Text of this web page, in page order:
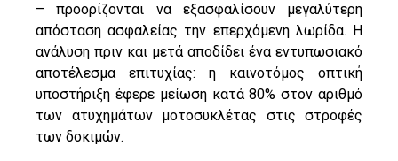
– προορίζονται να εξασφαλίσουν μεγαλύτερη
απόσταση ασφαλείας την επερχόμενη λωρίδα. Η
ανάλυση πριν και μετά αποδίδει ένα εντυπωσιακό
αποτέλεσμα επιτυχίας: η καινοτόμος οπτική
υποστήριξη έφερε μείωση κατά 80% στον αριθμό
των ατυχημάτων μοτοσυκλέτας στις στροφές
των δοκιμών.